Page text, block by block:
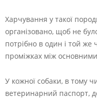
Харчування у такої
організовано, щоб не
потрібно в один і той же
проміжках між
У кожної собаки, в тому
ветеринарний паспорт,